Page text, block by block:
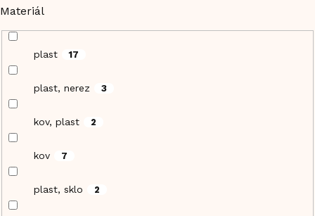
Materiál
plast 17
plast, nerez 3
kov, plast 2
kov 7
plast, sklo 2